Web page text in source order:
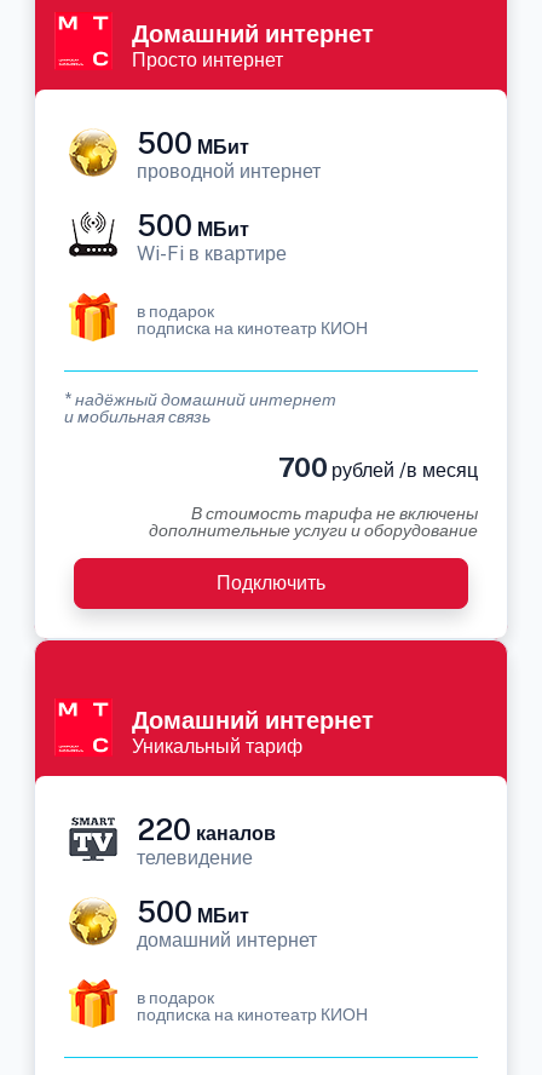
Домашний интернет
Просто интернет
500 МБит
проводной интернет
500 МБит
Wi-Fi в квартире
в подарок
подписка на кинотеатр КИОН
* надёжный домашний интернет
и мобильная связь
700 рублей /в месяц
В стоимость тарифа не включены
дополнительные услуги и оборудование
Подключить
Домашний интернет
Уникальный тариф
220 каналов
телевидение
500 МБит
домашний интернет
в подарок
подписка на кинотеатр КИОН